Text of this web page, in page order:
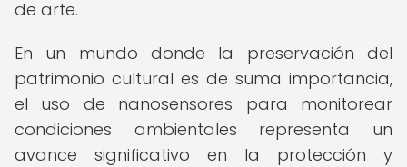
de arte.
En un mundo donde la preservación del
patrimonio cultural es de suma importancia,
el uso de nanosensores para monitorear
condiciones ambientales representa un
avance significativo en la protección y